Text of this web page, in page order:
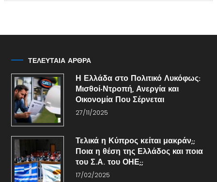
ΤΕΛΕΥΤΑΙΑ ΑΡΘΡΑ
Η Ελλάδα στο Πολιτικό Λυκόφως:
Μισθοί-Ντροπή, Ανεργία και
Οικονομία Που Σέρνεται
27/11/2025
Τελικά η Κύπρος κείται μακράν;;
Ποια η θέση της Ελλάδος και ποια
του Σ.Α. του ΟΗΕ;;
17/02/2025